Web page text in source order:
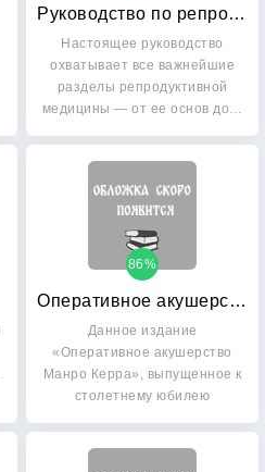
Руководство по репродуктивной медицине: Руководство
Настоящее руководство
охватывает все важнейшие
разделы репродуктивной
медицины — от ее основ до…
Оперативное акушерство Манро Керра
86%
Данное издание
«Оперативное акушерство
Манро Керра», выпущенное к
столетнему юбилею